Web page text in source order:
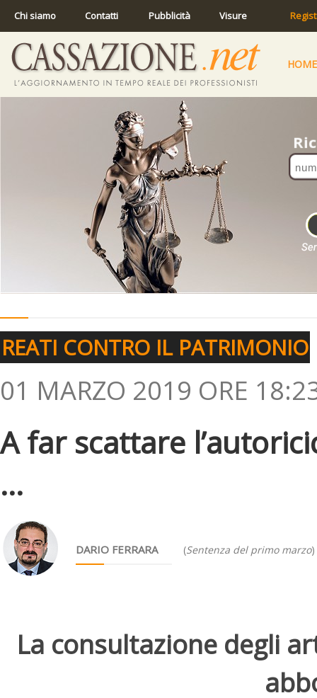
Chi siamo Contatti Pubblicità Visure
HOME
REATI CONTRO IL PATRIMONIO
01 MARZO 2019 ORE
A far scattare
...
DARIO FERRARA (Sentenza del primo marzo)
La consultazione degli